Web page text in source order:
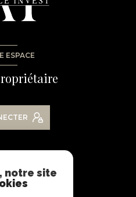
ESPACE
notre site